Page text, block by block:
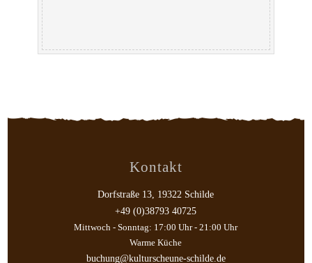
Kontakt
Dorfstraße 13, 19322 Schilde
+49 (0)38793 40725
Mittwoch - Sonntag: 17:00 Uhr - 21:00 Uhr
Warme Küche
buchung@kulturscheune-schilde.de